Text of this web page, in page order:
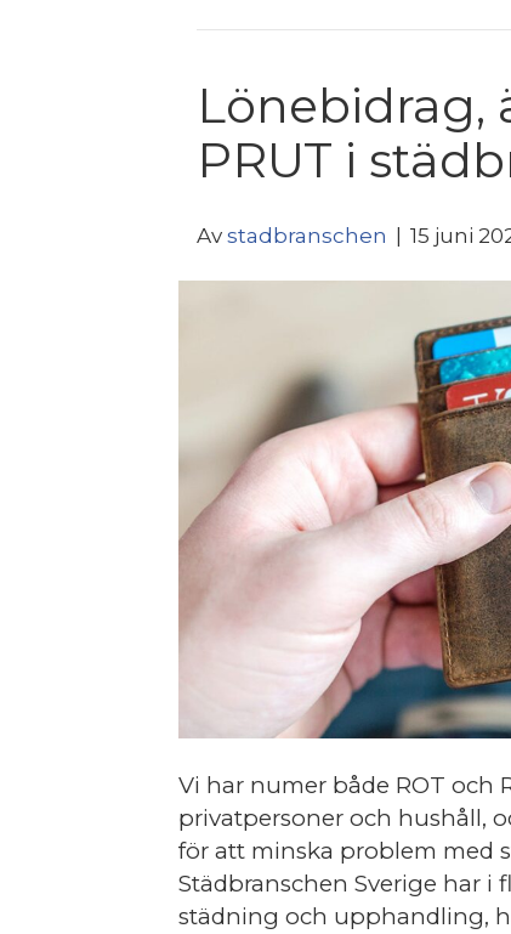
Lönebidrag,
PRUT i
Av stadbranschen 15 juni
Vi har numer både ROT och
privatpersoner och hushåll,
för att minska problem med
Städbranschen Sverige har i
städning och upphandling,